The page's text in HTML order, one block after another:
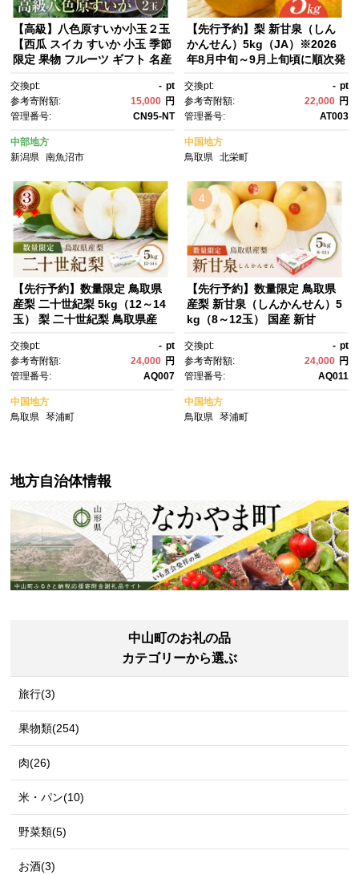
【高級】八色原すいか小玉２玉
【西瓜 スイカ すいか 小玉 季節
限定 果物 フルーツ ギフト 名産
選 デザート 新潟県】【2026年
7月中旬発送】【お届け日時指
定不可】
交換pt: - pt
参考寄附額:
15,000 円
管理番号:
CN95-NT
中部地方
新潟県
南魚沼市
【先行予約】梨 新甘泉（しん
かんせん）5kg（JA）※2026
年8月中旬～9月上旬頃に順次発
ルーツ 果物 鳥取県 北栄町 おす
すめ 人気】
交換pt: - pt
参考寄附額:
22,000 円
管理番号:
AT003
中国地方
鳥取県 北栄町
【先行予約】数量限定 鳥取県
産梨 二十世紀梨 5kg（12～14
玉） 梨 二十世紀梨 鳥取県産
kg 鳥取県産二十世紀梨 新鮮 先
行予約 美味しい おいしい 人
気 甘い おすすめ 梨 梨先行予
約 鳥取 鳥取県産 琴浦町 梨
交換pt: - pt
参考寄附額:
24,000 円
管理番号:
AQ007
中国地方
鳥取県
琴浦町
4
【先行予約】数量限定 鳥取県
産梨 新甘泉（しんかんせん）5
kg（8～12玉） 国産 新甘
g 新甘泉5kg 新甘泉 鳥取県産
新甘泉 鳥取県産梨 梨先行予
約 新甘泉先行予約 新鮮 旬 フル
ーツ 果物 くだもの 人気 おすす
め 鳥取 琴浦町 送料無料
交換pt: - pt
参考寄附額:
24,000 円
管理番号:
AQ011
中国地方
鳥取県 琴浦町
地方自治体情報
中山町のお礼の品
カテゴリーから選ぶ
旅行(3)
果物類(254)
肉(26)
米・パン(10)
野菜類(5)
お酒(3)